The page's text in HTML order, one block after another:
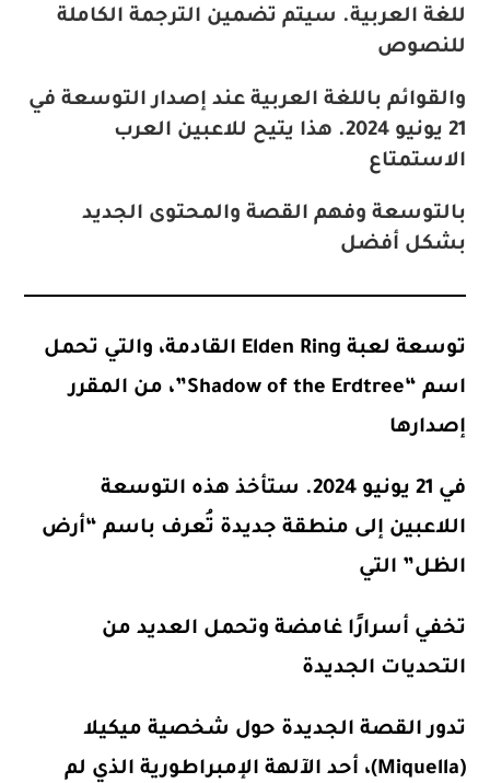
للغة العربية. سيتم تضمين الترجمة الكاملة
للنصوص
والقوائم باللغة العربية عند إصدار التوسعة في
21 يونيو 2024. هذا يتيح للاعبين العرب
الاستمتاع
بالتوسعة وفهم القصة والمحتوى الجديد
بشكل أفضل
توسعة لعبة Elden Ring القادمة، والتي تحمل
اسم “Shadow of the Erdtree”، من المقرر
إصدارها
في 21 يونيو 2024. ستأخذ هذه التوسعة
اللاعبين إلى منطقة جديدة تُعرف باسم “أرض
الظل” التي
تخفي أسرارًا غامضة وتحمل العديد من
التحديات الجديدة
تدور القصة الجديدة حول شخصية ميكيلا
(Miquella)، أحد الآلهة الإمبراطورية الذي لم